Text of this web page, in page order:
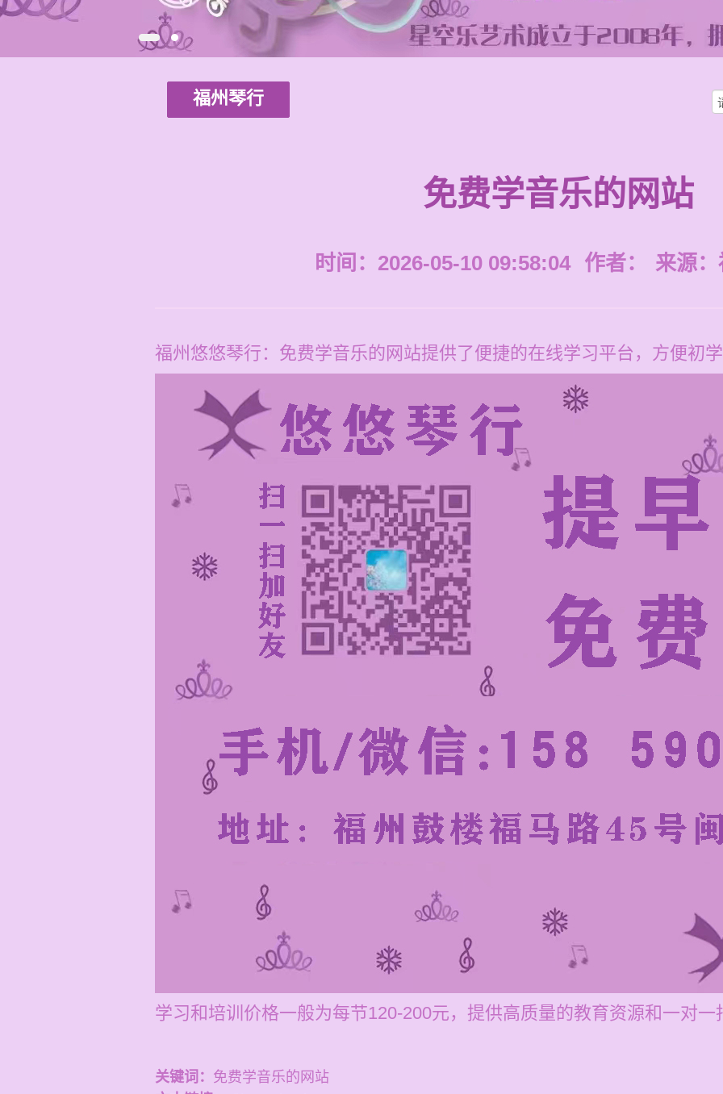
福州琴行
免费学音乐的网站
时间：2026-05-10 09:58:04 作者： 来源：
福州悠悠琴行：免费学音乐的网站提供了便捷的在线学习平台，方便初
学习和培训价格一般为每节120-200元，提供高质量的教育资源和一对一
关键词： 免费学音乐的网站